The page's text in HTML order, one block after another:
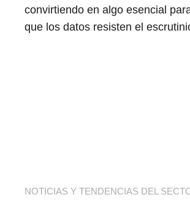
convirtiendo en algo esencial
que los datos resisten el
NOTICIAS Y TENDENCIAS DEL